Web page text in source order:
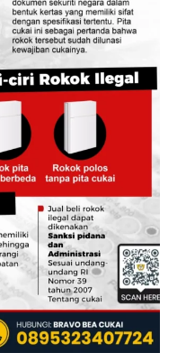
SE mengaku
“Dia berlatih keras,
bahkan ketika di
Provinsi atau
mengikuti Pelatnas.
kerja kerasnya,” ujar
penghargaan
tingkat
pemerintah
kepada Bayu, misalnya
ucapnya. (*)